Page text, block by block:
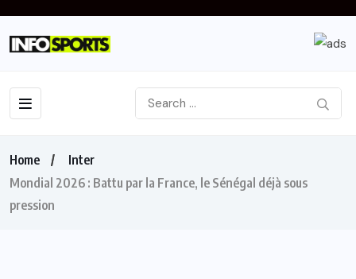
Home
Inter
Mondial 2026 : Battu par la France, le Sénégal déjà sous
pression